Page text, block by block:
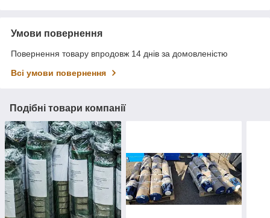
Умови повернення
Повернення товару впродовж 14 днів за домовленістю
Всі умови повернення
Подібні товари компанії